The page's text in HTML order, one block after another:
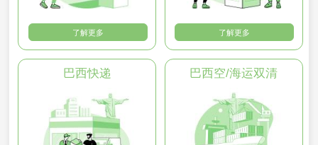
了解更多 了解更多
巴西快递 巴西空/海运双清